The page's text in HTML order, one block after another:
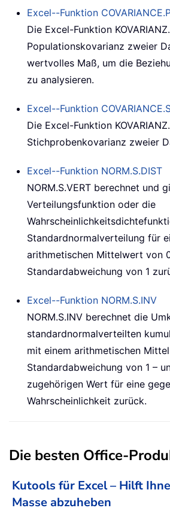
Excel--Funktion
Die Excel-Funktion
Populationskovarianz zweier
wertvolles Maß, um die
zu analysieren.
Excel--Funktion
Die Excel-Funktion
Stichprobenkovarianz zweier
Excel--Funktion NORM.S.DIST
NORM.S.VERT berechnet und
Verteilungsfunktion oder die
Standardnormalverteilung für
arithmetischen Mittelwert von
Standardabweichung von 1
Excel--Funktion NORM.S.INV
NORM.S.INV berechnet die
standardnormalverteilten
mit einem arithmetischen
Standardabweichung von 1 –
zugehörigen Wert für eine
Wahrscheinlichkeit zurück.
Die besten Office-
Kutools für Excel – Hilft
Masse abzuheben